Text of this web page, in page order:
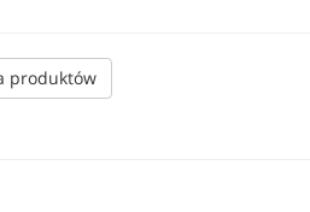
produktów